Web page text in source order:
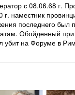
с 08.06.68 г.
наместник
последнего
Обойденный
убит на Форуме в